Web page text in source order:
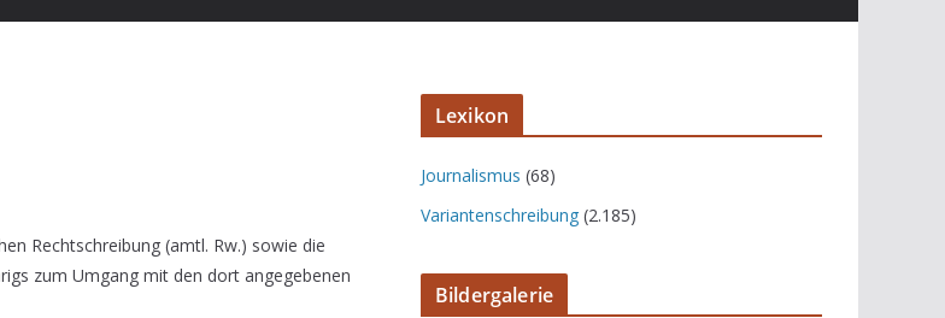
Rechtschreibung (amtl. Rw.) sowie die
zum Umgang mit den dort angegebenen
Lexikon
Journalismus (68)
Variantenschreibung (2.185)
Bildergalerie